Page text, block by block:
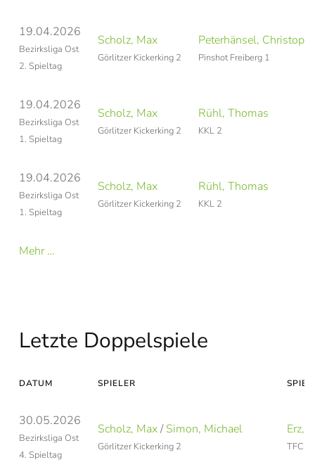
19.04.2026
Bezirksliga Ost
2. Spieltag
Scholz, Max
Görlitzer Kickerking 2
Peterhänsel,
Pinshot Freiberg 1
19.04.2026
Bezirksliga Ost
1. Spieltag
Scholz, Max
Görlitzer Kickerking 2
Rühl, Thomas
KKL 2
19.04.2026
Bezirksliga Ost
1. Spieltag
Scholz, Max
Görlitzer Kickerking 2
Rühl, Thomas
KKL 2
Mehr …
Letzte Doppelspiele
DATUM SPIELER
30.05.2026
Bezirksliga Ost
4. Spieltag
Scholz, Max/Simon, Michael
Görlitzer Kickerking 2
Erz,
TFC